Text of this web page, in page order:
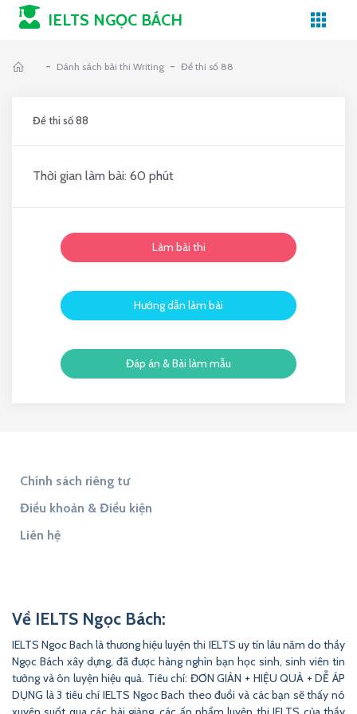
IELTS NGỌC BÁCH
- Dánh sách bài thi Writing - Đề thi số 88
Đề thi số 88
Thời gian làm bài: 60 phút
Làm bài thi
Hướng dẫn làm bài
Đáp án & Bài làm mẫu
Chính sách riêng tư
Điều khoản & Điều kiện
Liên hệ
Về IELTS Ngọc Bách:
IELTS Ngoc Bach là thương hiệu luyện thi IELTS uy tín lâu năm do thầy
Ngọc Bách xây dựng, đã được hàng nghìn bạn học sinh, sinh viên tin
tưởng và ôn luyện hiệu quả. Tiêu chí: ĐƠN GIẢN + HIỆU QUẢ + DỄ ÁP
DỤNG là 3 tiêu chí IELTS Ngoc Bach theo đuổi và các bạn sẽ thấy nó